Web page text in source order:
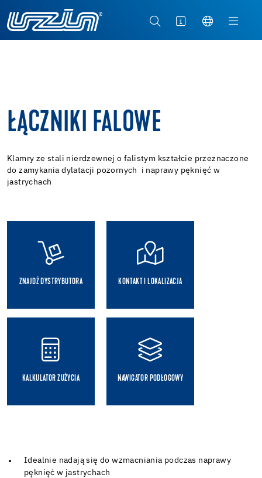
ŁĄCZNIKI FALOWE
Klamry ze stali nierdzewnej o falistym kształcie przeznaczone
do zamykania dylatacji pozornych i naprawy pęknięć w
jastrychach
ZNAJDŹ DYSTRYBUTORA KONTAKT I LOKALIZACJA
KALKULATOR ZUŻYCIA NAWIGATOR PODŁOGOWY
Idealnie nadają się do wzmacniania podczas naprawy
pęknięć w jastrychach